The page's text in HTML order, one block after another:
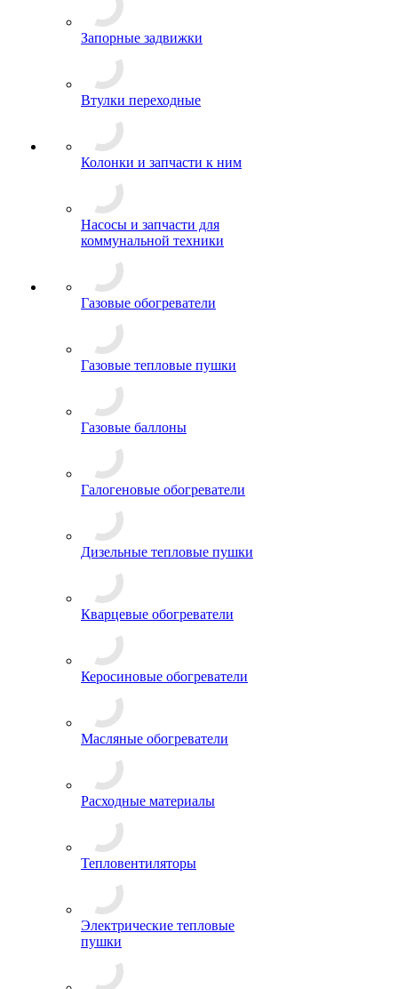
Запорные задвижки
Втулки переходные
Колонки и запчасти к ним
Насосы и запчасти для
коммунальной техники
Газовые обогреватели
Газовые тепловые пушки
Газовые баллоны
Галогеновые обогреватели
Дизельные тепловые пушки
Кварцевые обогреватели
Керосиновые обогреватели
Масляные обогреватели
Расходные материалы
Тепловентиляторы
Электрические тепловые
пушки